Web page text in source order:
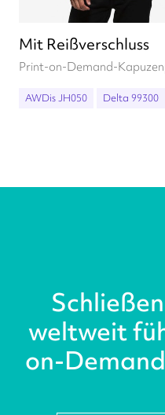
Mit Reißverschluss
Print-on-Demand-
AWDis JH050 Delta 99300
weltweit
on-